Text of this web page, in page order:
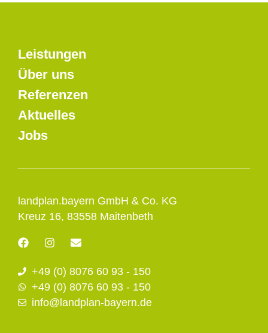
landplan.bayern GmbH & Co. KG
Kreuz 16, 83558 Maitenbeth
F
a
e
b
o
o
I
n
t
a
g
r
E
e
l
o
p
+49 (0) 8076 60 93 - 150
+49 (0) 8076 60 93 - 150
info@landplan-bayern.de
Leistungen
Über uns
Referenzen
Aktuelles
Jobs